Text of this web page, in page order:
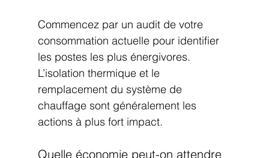
Commencez par un audit de votre
consommation actuelle pour identifier
les postes les plus énergivores.
L’isolation thermique et le
remplacement du système de
chauffage sont généralement les
actions à plus fort impact.
Quelle économie peut-on attendre